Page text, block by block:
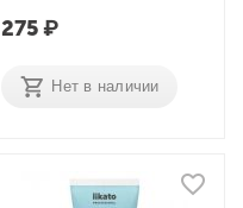
275₽
Нет в наличии